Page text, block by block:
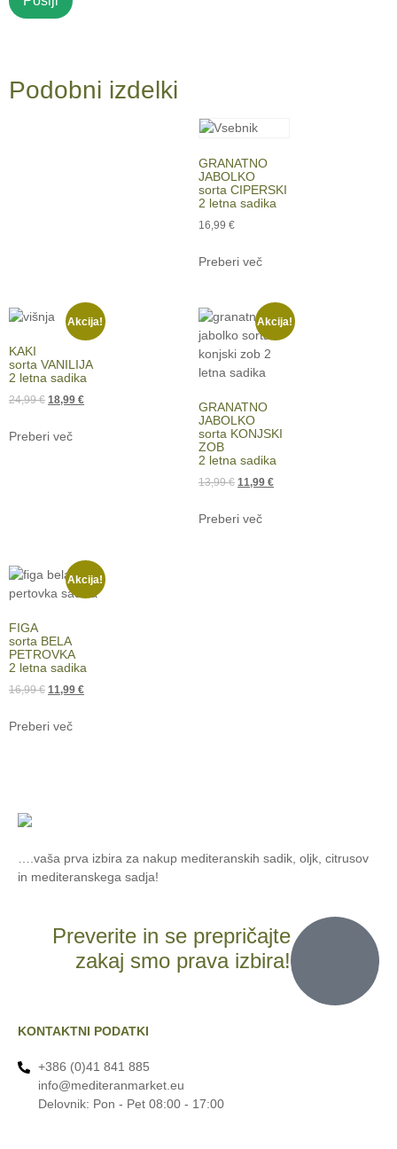
Podobni izdelki
GRANATNO
JABOLKO
sorta CIPERSKI
2 letna sadika
16,99 €
Preberi več
Akcija!
KAKI
sorta VANILIJA
2 letna sadika
24,99€ 18,99 €
Preberi več
Akcija!
GRANATNO
JABOLKO
sorta KONJSKI
ZOB
2 letna sadika
13,99€ 11,99 €
Preberi več
Akcija!
FIGA
sorta BELA
PETROVKA
2 letna sadika
16,99€ 11,99 €
Preberi več
….vaša prva izbira za nakup mediteranskih sadik, oljk, citrusov
in mediteranskega sadja!
Preverite in se prepričajte
zakaj smo prava izbira!
KONTAKTNI PODATKI
+386 (0)41 841 885
info@mediteranmarket.eu
Delovnik: Pon - Pet 08:00 - 17:00